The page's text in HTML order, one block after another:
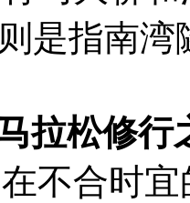
是指南
拉松修行
不合时